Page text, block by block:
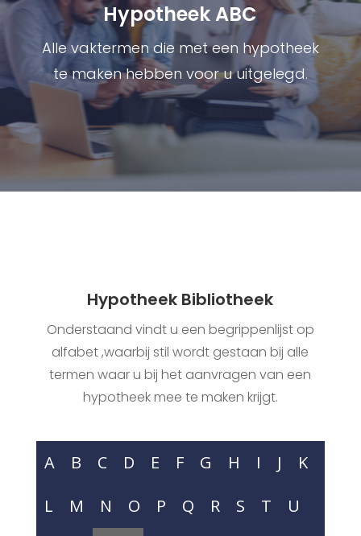
Hypotheek ABC
Alle vaktermen die met een hypotheek
te maken hebben voor u uitgelegd.
Hypotheek Bibliotheek
Onderstaand vindt u een begrippenlijst op
alfabet ,waarbij stil wordt gestaan bij alle
termen waar u bij het aanvragen van een
hypotheek mee te maken krijgt.
A B C D E F G H I J
K
L
M N O P Q R S T
U